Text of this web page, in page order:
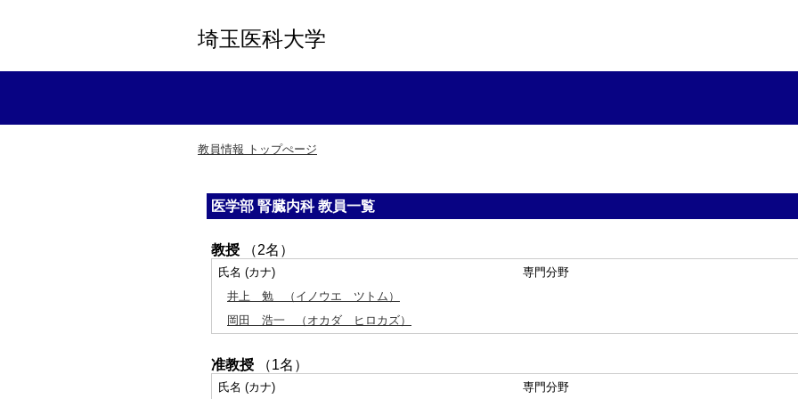
埼玉医科大学
教員情報 トップぺージ
医学部 腎臓内科 教員一覧
教授 （2名）
氏名 (カナ)
専門分野
井上 勉
（イノウエ ツトム）
岡田 浩一
（オカダ ヒロカズ）
准教授 （1名）
氏名 (カナ)
専門分野